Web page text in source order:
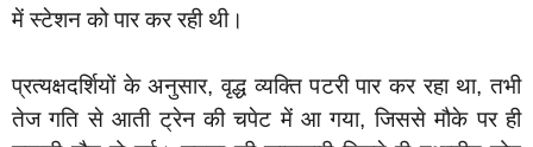
में स्टेशन को पार कर रही थी।
प्रत्यक्षदर्शियों के अनुसार, वृद्ध व्यक्ति पटरी पार कर रहा था, तभी
तेज गति से आती ट्रेन की चपेट में आ गया, जिससे मौके पर ही